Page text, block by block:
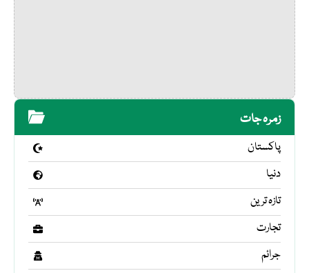
زمرہ جات
پاکستان
دنیا
تازہ ترین
تجارت
جرائم